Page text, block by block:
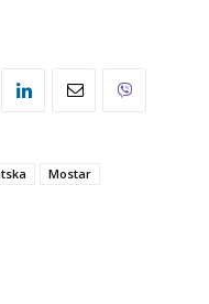
Mostar